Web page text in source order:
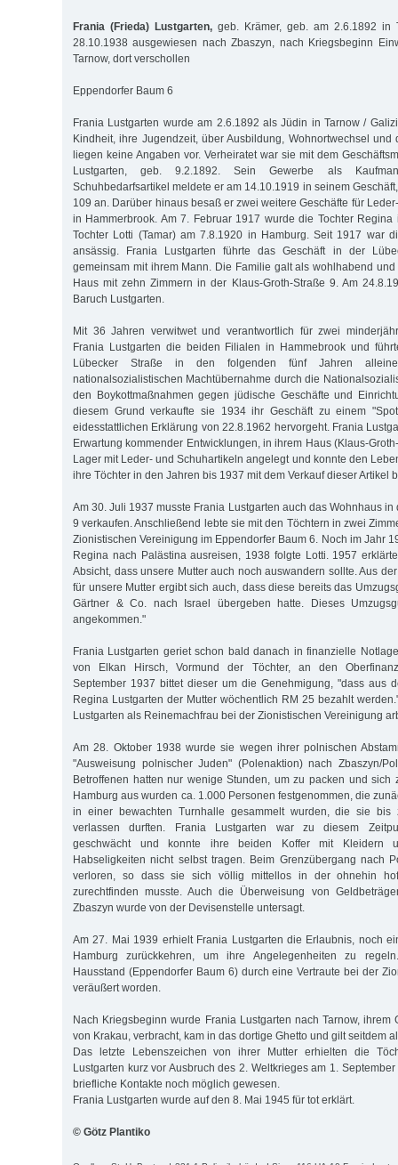
Frania (Frieda) Lustgarten, geb. Krämer, geb. am 2.6.1892 in
28.10.1938 ausgewiesen nach Zbaszyn, nach Kriegsbeginn
Tarnow, dort verschollen
Eppendorfer Baum 6
Frania Lustgarten wurde am 2.6.1892 als Jüdin in Tarnow /
Kindheit, ihre Jugendzeit, über Ausbildung, Wohnortwechsel und
liegen keine Angaben vor. Verheiratet war sie mit dem
Lustgarten, geb. 9.2.1892. Sein Gewerbe als
Schuhbedarfsartikel meldete er am 14.10.1919 in seinem
109 an. Darüber hinaus besaß er zwei weitere Geschäfte für
in Hammerbrook. Am 7. Februar 1917 wurde die Tochter
Tochter Lotti (Tamar) am 7.8.1920 in Hamburg. Seit 1917 war
ansässig. Frania Lustgarten führte das Geschäft in der
gemeinsam mit ihrem Mann. Die Familie galt als wohlhabend
Haus mit zehn Zimmern in der Klaus-Groth-Straße 9. Am
Baruch Lustgarten.
Mit 36 Jahren verwitwet und verantwortlich für zwei
Frania Lustgarten die beiden Filialen in Hammebrook und
Lübecker Straße in den folgenden fünf Jahren
nationalsozialistischen Machtübernahme durch die
den Boykottmaßnahmen gegen jüdische Geschäfte und
diesem Grund verkaufte sie 1934 ihr Geschäft zu einem
eidesstattlichen Erklärung von 22.8.1962 hervorgeht. Frania
Erwartung kommender Entwicklungen, in ihrem Haus (Klaus-
Lager mit Leder- und Schuhartikeln angelegt und konnte den
ihre Töchter in den Jahren bis 1937 mit dem Verkauf dieser Artikel
Am 30. Juli 1937 musste Frania Lustgarten auch das Wohnhaus in
9 verkaufen. Anschließend lebte sie mit den Töchtern in zwei
Zionistischen Vereinigung im Eppendorfer Baum 6. Noch im Jahr
Regina nach Palästina ausreisen, 1938 folgte Lotti. 1957
Absicht, dass unsere Mutter auch noch auswandern sollte. Aus
für unsere Mutter ergibt sich auch, dass diese bereits das
Gärtner & Co. nach Israel übergeben hatte. Dieses
angekommen."
Frania Lustgarten geriet schon bald danach in finanzielle
von Elkan Hirsch, Vormund der Töchter, an den
September 1937 bittet dieser um die Genehmigung, "dass aus
Regina Lustgarten der Mutter wöchentlich RM 25 bezahlt
Lustgarten als Reinemachfrau bei der Zionistischen Vereinigung
Am 28. Oktober 1938 wurde sie wegen ihrer polnischen
"Ausweisung polnischer Juden" (Polenaktion) nach Zbaszyn/
Betroffenen hatten nur wenige Stunden, um zu packen und sich
Hamburg aus wurden ca. 1.000 Personen festgenommen, die
in einer bewachten Turnhalle gesammelt wurden, die sie bis
verlassen durften. Frania Lustgarten war zu diesem
geschwächt und konnte ihre beiden Koffer mit Kleidern
Habseligkeiten nicht selbst tragen. Beim Grenzübergang nach
verloren, so dass sie sich völlig mittellos in der ohnehin
zurechtfinden musste. Auch die Überweisung von
Zbaszyn wurde von der Devisenstelle untersagt.
Am 27. Mai 1939 erhielt Frania Lustgarten die Erlaubnis, noch
Hamburg zurückkehren, um ihre Angelegenheiten zu
Hausstand (Eppendorfer Baum 6) durch eine Vertraute bei der
veräußert worden.
Nach Kriegsbeginn wurde Frania Lustgarten nach Tarnow, ihrem
von Krakau, verbracht, kam in das dortige Ghetto und gilt seitdem
Das letzte Lebenszeichen von ihrer Mutter erhielten die
Lustgarten kurz vor Ausbruch des 2. Weltkrieges am 1.
briefliche Kontakte noch möglich gewesen.
Frania Lustgarten wurde auf den 8. Mai 1945 für tot erklärt.
© Götz Plantiko